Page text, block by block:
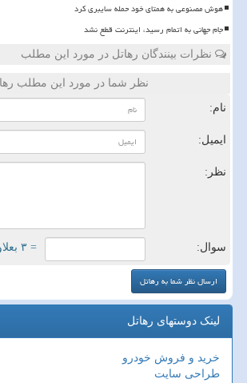
هوش مصنوعی به همتای خود حمله سایبری کرد
️جام جهانی به اتمام رسید، اینترنت قطع نشد
نظرات بینندگان رهاتل در مورد این مطلب
نظر شما در مورد این مطلب
نام:
ایمیل:
نظر:
سوال: = ۳ بعلاوه ۵
لینک دوستهای رهاتل
خرید و فروش خودرو
طراحی سایت